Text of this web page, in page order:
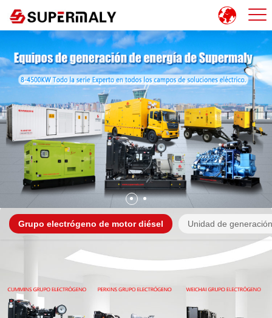
Grupo electrógeno de motor diésel Unidad de